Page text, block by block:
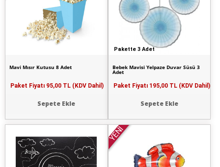
Mavi Mısır Kutusu 8 Adet
Paket Fiyatı 95,00 TL (KDV Dahil)
Sepete Ekle
Pakette 3 Adet
Bebek Mavisi Yelpaze Duvar Süsü 3
Adet
Paket Fiyatı 195,00 TL (KDV Dahil)
Sepete Ekle
YENİ